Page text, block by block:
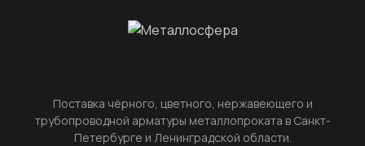
Поставка чёрного, цветного, нержавеющего и
трубопроводной арматуры металлопроката в Санкт-
Петербурге и Ленинградской области.